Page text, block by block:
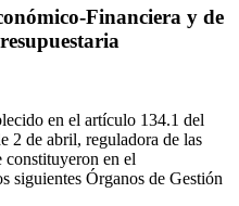
Financiera y de
en el artículo 134.1 del
2 de abril, reguladora de las
constituyeron en el
siguientes Órganos de Gestión